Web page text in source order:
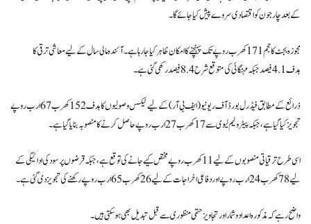
کے بعد چار جون کو اقتصادی سروے پیش کیا جائے گا۔
مجوزہ بجٹ کا حجم 171 کھرب روپے تک پہنچنے کا امکان ظاہر کیا جا رہا ہے۔ آئندہ مالی سال کے لیے معاشی ترقی کا
ہدف 4.1 فیصد جبکہ مہنگائی کی متوقع شرح 8.4 فیصد رکھی گئی ہے۔
ذرائع کے مطابق فیڈرل بورڈ آف ریونیو (ایف بی آر) کے لیے ٹیکس وصولیوں کا ہدف 152 کھرب 67 ارب روپے
تجویز کیا گیا ہے، جبکہ پیٹرولیم لیوی سے 17 کھرب 27 ارب روپے حاصل کرنے کا منصوبہ بنایا گیا ہے۔
اسی طرح ترقیاتی منصوبوں کے لیے 11 کھرب روپے مختص کیے جانے کی توقع ہے، جبکہ قرضوں پر سود کی ادائیگی کے
لیے 78 کھرب 24 ارب روپے اور دفاعی اخراجات کے لیے 26 کھرب 65 ارب روپے رکھنے کی تجویز دی گئی ہے۔
واضح رہے کہ مذکورہ اعداد و شمار اور تجاویز حتمی منظوری سے قبل تبدیل بھی ہو سکتی ہیں۔